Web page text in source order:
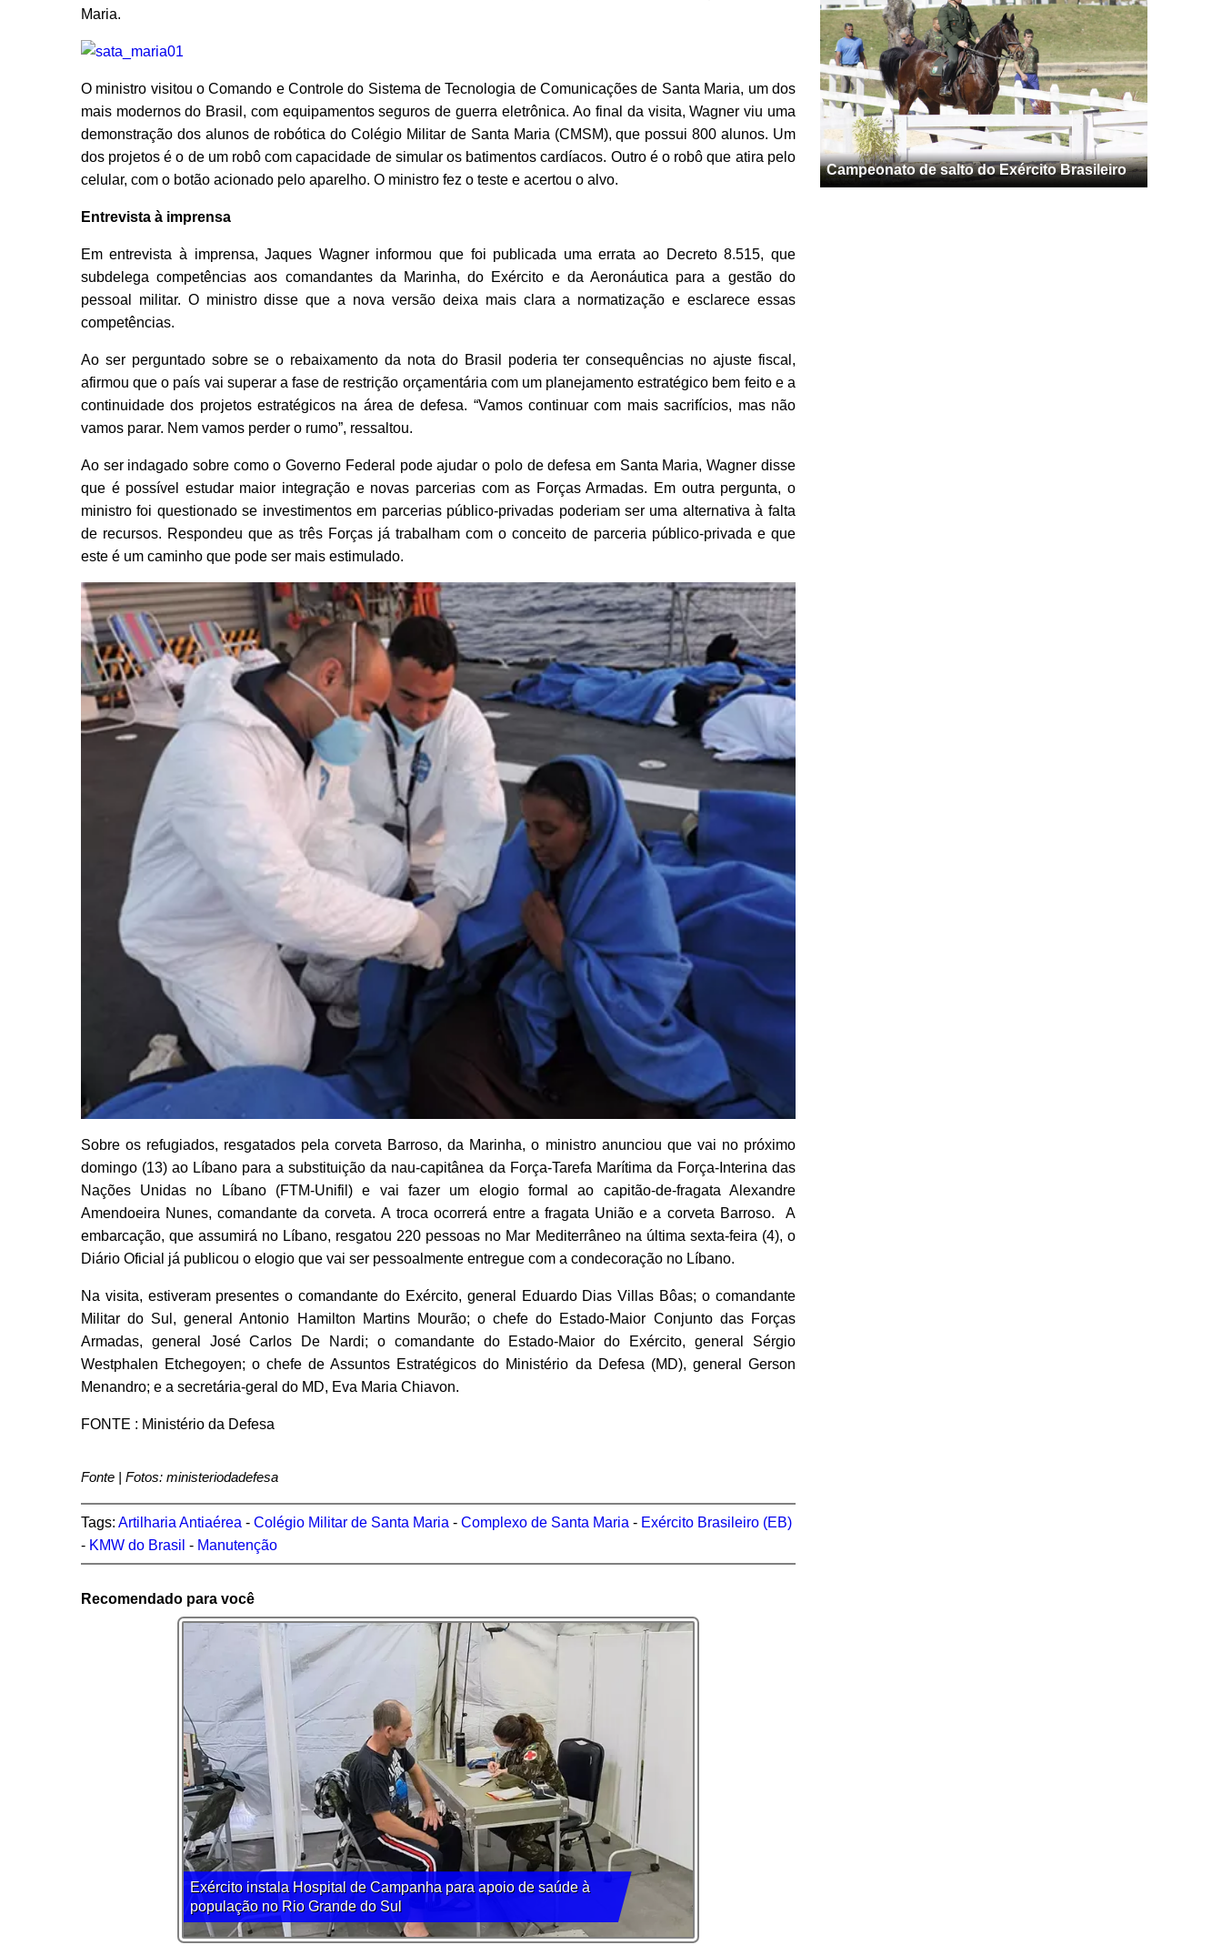
Maria.
O ministro visitou o Comando e Controle do Sistema de Tecnologia de Comunicações de Santa Maria, um dos
mais modernos do Brasil, com equipamentos seguros de guerra eletrônica. Ao final da visita, Wagner viu uma
demonstração dos alunos de robótica do Colégio Militar de Santa Maria (CMSM), que possui 800 alunos. Um
dos projetos é o de um robô com capacidade de simular os batimentos cardíacos. Outro é o robô que atira pelo
celular, com o botão acionado pelo aparelho. O ministro fez o teste e acertou o alvo.
Entrevista à imprensa
Em entrevista à imprensa, Jaques Wagner informou que foi publicada uma errata ao Decreto 8.515, que
subdelega competências aos comandantes da Marinha, do Exército e da Aeronáutica para a gestão do
pessoal militar. O ministro disse que a nova versão deixa mais clara a normatização e esclarece essas
competências.
Ao ser perguntado sobre se o rebaixamento da nota do Brasil poderia ter consequências no ajuste fiscal,
afirmou que o país vai superar a fase de restrição orçamentária com um planejamento estratégico bem feito e a
continuidade dos projetos estratégicos na área de defesa. “Vamos continuar com mais sacrifícios, mas não
vamos parar. Nem vamos perder o rumo”, ressaltou.
Ao ser indagado sobre como o Governo Federal pode ajudar o polo de defesa em Santa Maria, Wagner disse
que é possível estudar maior integração e novas parcerias com as Forças Armadas. Em outra pergunta, o
ministro foi questionado se investimentos em parcerias público-privadas poderiam ser uma alternativa à falta
de recursos. Respondeu que as três Forças já trabalham com o conceito de parceria público-privada e que
este é um caminho que pode ser mais estimulado.
Sobre os refugiados, resgatados pela corveta Barroso, da Marinha, o ministro anunciou que vai no próximo
domingo (13) ao Líbano para a substituição da nau-capitânea da Força-Tarefa Marítima da Força-Interina das
Nações Unidas no Líbano (FTM-Unifil) e vai fazer um elogio formal ao capitão-de-fragata Alexandre
Amendoeira Nunes, comandante da corveta. A troca ocorrerá entre a fragata União e a corveta Barroso. A
embarcação, que assumirá no Líbano, resgatou 220 pessoas no Mar Mediterrâneo na última sexta-feira (4), o
Diário Oficial já publicou o elogio que vai ser pessoalmente entregue com a condecoração no Líbano.
Na visita, estiveram presentes o comandante do Exército, general Eduardo Dias Villas Bôas; o comandante
Militar do Sul, general Antonio Hamilton Martins Mourão; o chefe do Estado-Maior Conjunto das Forças
Armadas, general José Carlos De Nardi; o comandante do Estado-Maior do Exército, general Sérgio
Westphalen Etchegoyen; o chefe de Assuntos Estratégicos do Ministério da Defesa (MD), general Gerson
Menandro; e a secretária-geral do MD, Eva Maria Chiavon.
FONTE : Ministério da Defesa
Fonte | Fotos: ministeriodadefesa
Tags: Artilharia Antiaérea - Colégio Militar de Santa Maria - Complexo de Santa Maria - Exército Brasileiro (EB)
- KMW do Brasil - Manutenção
Recomendado para você
Exército instala Hospital de Campanha para apoio de saúde à
população no Rio Grande do Sul
Campeonato de salto do Exército Brasileiro